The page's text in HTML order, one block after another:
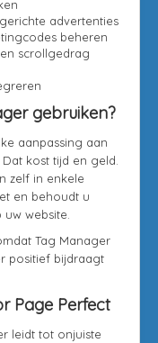
advertenties
beheren
scrollgedrag
gebruiken?
aanpassing aan
kost tijd en geld.
zelf in enkele
en behoudt u
website.
Tag Manager
positief bijdraagt
Page Perfect
leidt tot onjuiste